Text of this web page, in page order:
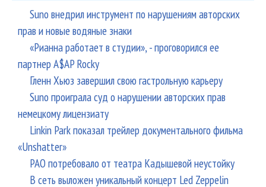
Suno внедрил инструмент по нарушениям авторских
прав и новые водяные знаки
«Рианна работает в студии», - проговорился ее
партнер A$AP Rocky
Гленн Хьюз завершил свою гастрольную карьеру
Suno проиграла суд о нарушении авторских прав
немецкому лицензиату
Linkin Park показал трейлер документального фильма
«Unshatter»
РАО потребовало от театра Кадышевой неустойку
В сеть выложен уникальный концерт Led Zeppelin